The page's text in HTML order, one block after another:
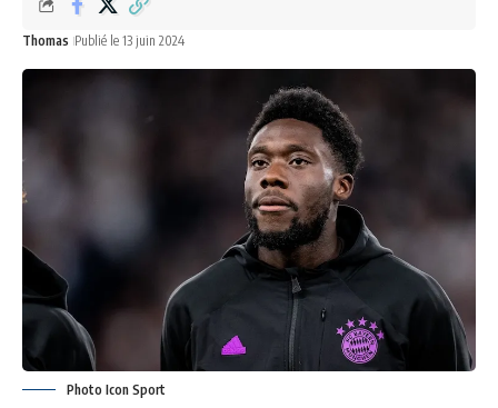
Thomas Publié le 13 juin 2024
Photo Icon Sport